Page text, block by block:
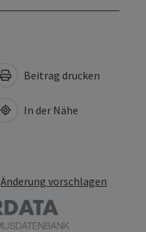
Beitrag drucken
In der Nähe
Änderung vorschlagen